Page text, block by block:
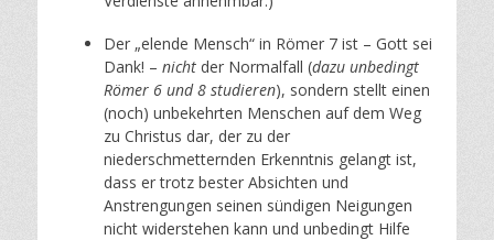
Der „elende Mensch“ in Römer 7 ist – Gott sei
Dank! – nicht der Normalfall (dazu unbedingt
Römer 6 und 8 studieren), sondern stellt einen
(noch) unbekehrten Menschen auf dem Weg
zu Christus dar, der zu der
niederschmetternden Erkenntnis gelangt ist,
dass er trotz bester Absichten und
Anstrengungen seinen sündigen Neigungen
nicht widerstehen kann und unbedingt Hilfe